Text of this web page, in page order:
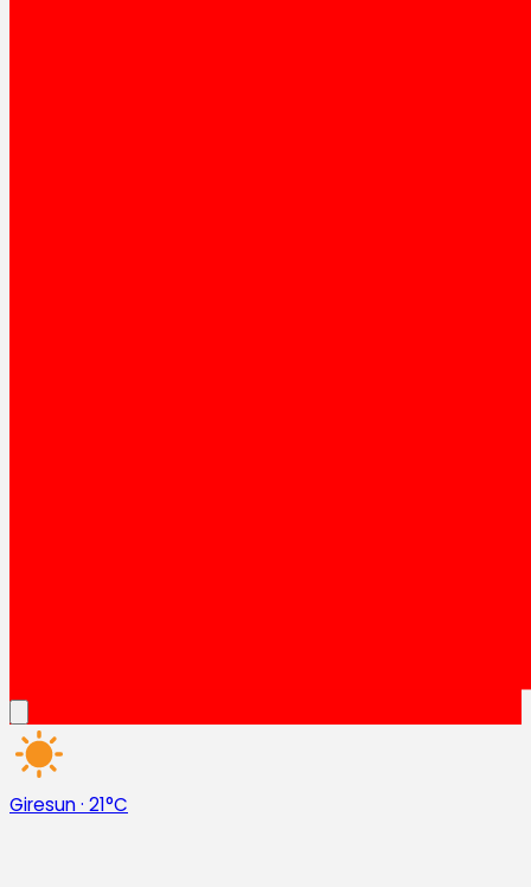
Giresun· 21°C